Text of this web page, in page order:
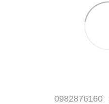
0982876160